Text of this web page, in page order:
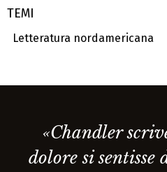
TEMI
Letteratura nordamericana
«Chandler
dolore si sentisse